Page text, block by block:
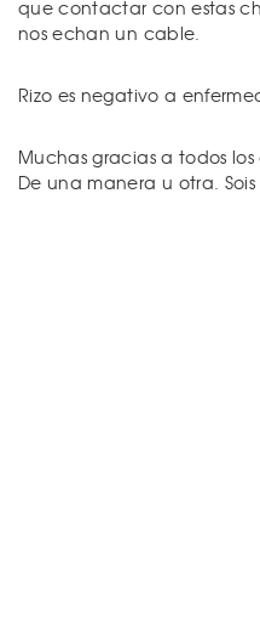
que contactar con estas
nos echan un cable.
Rizo es negativo a
Muchas gracias a todos
De una manera u otra. Sois